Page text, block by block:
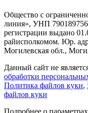
Общество с
линия», УНП 790189756.
регистрации выдано
райисполкомом. Юр.
Могилевская обл.,
Данный сайт не
обработки
Политика файлов куки,
файлов куки